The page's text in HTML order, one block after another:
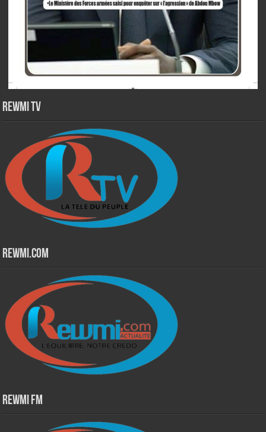
Rewmi TV
Rewmi.Com
Rewmi Fm